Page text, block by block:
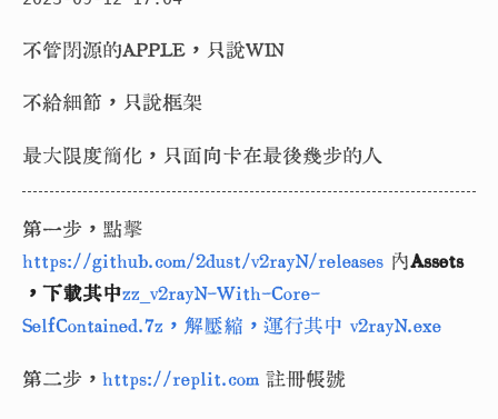
不管閉源的APPLE，只說WIN
不給細節，只說框架
最大限度簡化，只面向卡在最後幾步的人
第一步，點擊
https://github.com/2dust/v2rayN/releases 內Assets
，下載其中zz_v2rayN-With-Core-
SelfContained.7z，解壓縮，運行其中 v2rayN.exe
第二步， https://replit.com 註冊帳號